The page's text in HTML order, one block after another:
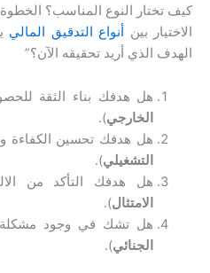
كيف تختار النوع المناسب؟ الخطوة
الاختيار بين أنواع التدقيق المالي
الهدف الذي أريد تحقيقه الآن؟”
هل هدفك بناء الثقة
الخارجي).
هل هدفك تحسين الكفاءة
التشغيلي).
هل هدفك التأكد من
الامتثال).
هل تشك في وجود مشكلة
الجنائي).